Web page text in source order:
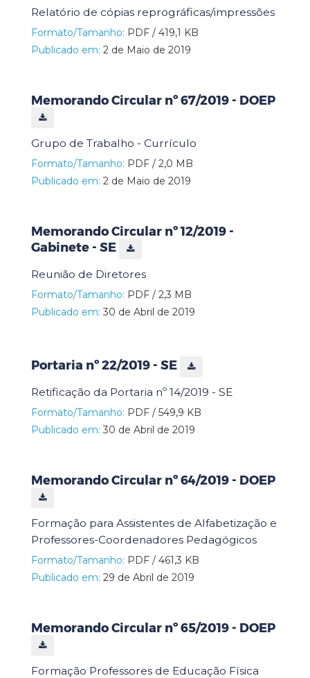
Relatório de cópias reprográficas/impressões
Formato/Tamanho: PDF / 419,1 KB
Publicado em: 2 de Maio de 2019
Memorando Circular nº 67/2019 - DOEP
Grupo de Trabalho - Currículo
Formato/Tamanho: PDF / 2,0 MB
Publicado em: 2 de Maio de 2019
Memorando Circular nº 12/2019 -
Gabinete - SE
Reunião de Diretores
Formato/Tamanho: PDF / 2,3 MB
Publicado em: 30 de Abril de 2019
Portaria nº 22/2019 - SE
Retificação da Portaria nº 14/2019 - SE
Formato/Tamanho: PDF / 549,9 KB
Publicado em: 30 de Abril de 2019
Memorando Circular nº 64/2019 - DOEP
Formação para Assistentes de Alfabetização e
Professores-Coordenadores Pedagógicos
Formato/Tamanho: PDF / 461,3 KB
Publicado em: 29 de Abril de 2019
Memorando Circular nº 65/2019 - DOEP
Formação Professores de Educação Física